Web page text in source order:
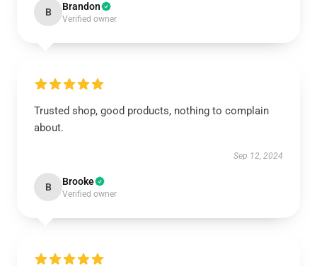
B Brandon
Verified owner
Trusted shop, good products, nothing to complain
about.
Sep 12, 2024
B Brooke
Verified owner